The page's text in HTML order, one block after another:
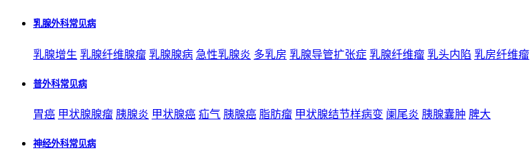
乳腺外科常见病
乳腺增生 乳腺纤维腺瘤 乳腺腺病 急性乳腺炎 多乳房 乳腺导管扩张症 乳腺纤维瘤 乳头内陷 乳房纤维瘤
普外科常见病
胃癌 甲状腺腺瘤 胰腺炎 甲状腺癌 疝气 胰腺癌 脂肪瘤 甲状腺结节样病变 阑尾炎 胰腺囊肿 脾大
神经外科常见病